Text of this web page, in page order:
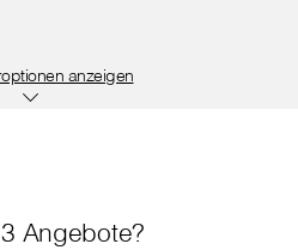
anzeigen
Angebote?